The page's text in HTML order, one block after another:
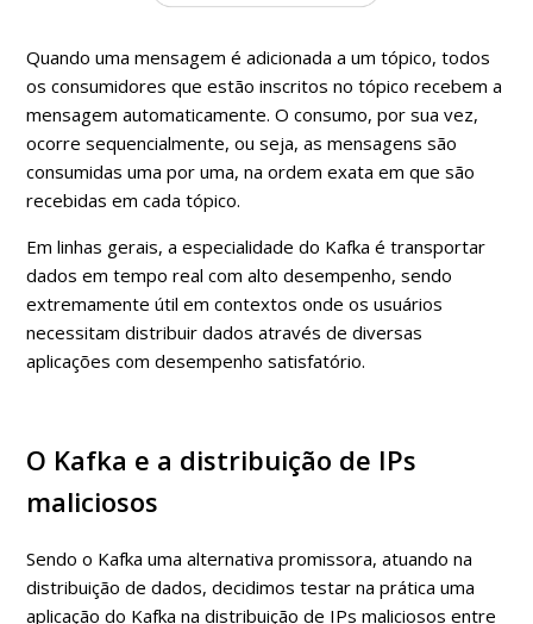
Quando uma mensagem é adicionada a um tópico, todos
os consumidores que estão inscritos no tópico recebem a
mensagem automaticamente. O consumo, por sua vez,
ocorre sequencialmente, ou seja, as mensagens são
consumidas uma por uma, na ordem exata em que são
recebidas em cada tópico.
Em linhas gerais, a especialidade do Kafka é transportar
dados em tempo real com alto desempenho, sendo
extremamente útil em contextos onde os usuários
necessitam distribuir dados através de diversas
aplicações com desempenho satisfatório.
O Kafka e a distribuição de IPs
maliciosos
Sendo o Kafka uma alternativa promissora, atuando na
distribuição de dados, decidimos testar na prática uma
aplicação do Kafka na distribuição de IPs maliciosos entre